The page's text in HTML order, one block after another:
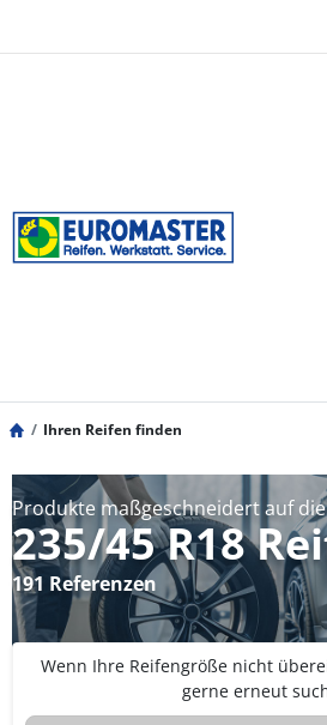
Ihren Reifen finden
Produkte maßgeschneidert auf
235/45 R18
191 Referenzen
Wenn Ihre Reifengröße nicht
gerne erneut